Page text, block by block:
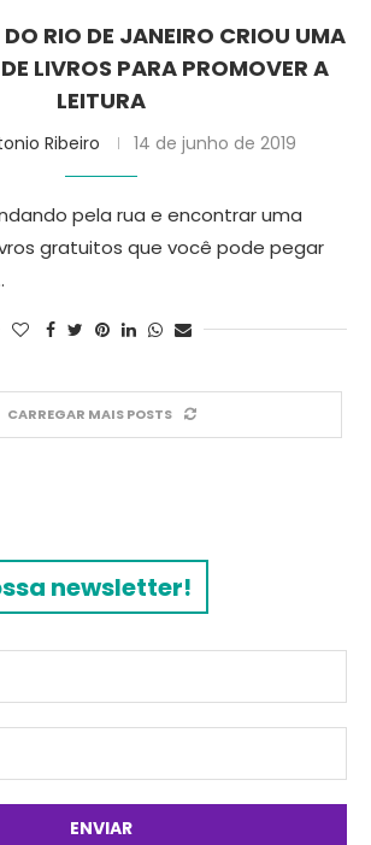
RIO DE JANEIRO CRIOU UMA
LIVROS PARA PROMOVER A
LEITURA
Ribeiro 14 de junho de 2019
pela rua e encontrar uma
gratuitos que você pode pegar
CARREGAR MAIS POSTS
newsletter!